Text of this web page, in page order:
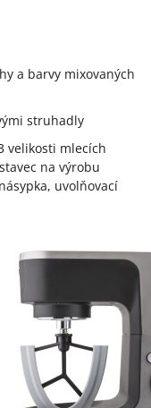
a barvy mixovaných
struhadly
velikosti mlecích
na výrobu
uvolňovací